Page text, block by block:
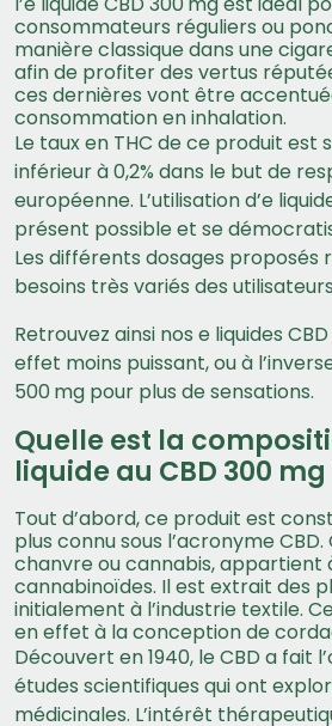
consommateurs réguliers ou
manière classique dans une
afin de profiter des vertus
ces dernières vont être
consommation en inhalation.
Le taux en THC de ce produit
inférieur à 0,2% dans le but de
européenne. L’utilisation d’e
présent possible et se
Les différents dosages proposés
besoins très variés des
Retrouvez ainsi nos e liquides
effet moins puissant, ou à
500 mg pour plus de sensations.
Quelle est la
liquide au CBD 300 mg
Tout d’abord, ce produit est
plus connu sous l’acronyme
chanvre ou cannabis, appartient
cannabinoïdes. Il est extrait des
initialement à l’industrie textile.
en effet à la conception de
Découvert en 1940, le CBD a fait
études scientifiques qui ont
médicinales. L’intérêt